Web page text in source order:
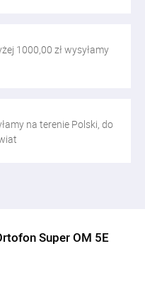
1000,00 zł wysyłamy
na terenie Polski, do
Super OM 5E